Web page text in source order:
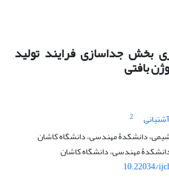
بخش جداسازی فرایند تولید
بافتی
2
دانشکدۀ مهندسی، دانشگاه کاشان
مهندسی، دانشگاه کاشان
10.22034/